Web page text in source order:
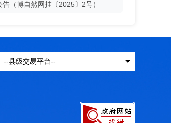
（博自然网挂〔2025〕2号）